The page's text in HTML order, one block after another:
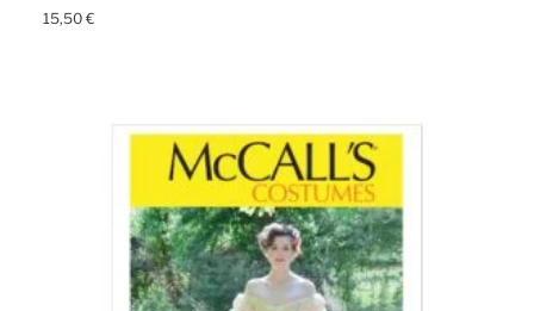
15,50€